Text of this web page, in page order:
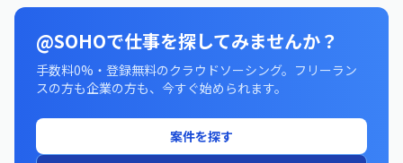
@SOHOで仕事を探してみませんか？
手数料0%・登録無料のクラウドソーシング。フリーラン
スの方も企業の方も、今すぐ始められます。
案件を探す